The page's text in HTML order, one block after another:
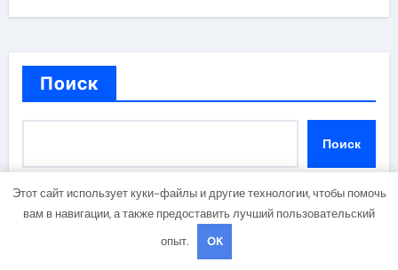
Поиск
Поиск
Последние публикации
Этот сайт использует куки-файлы и другие технологии, чтобы помочь
вам в навигации, а также предоставить лучший пользовательский
опыт.
OK